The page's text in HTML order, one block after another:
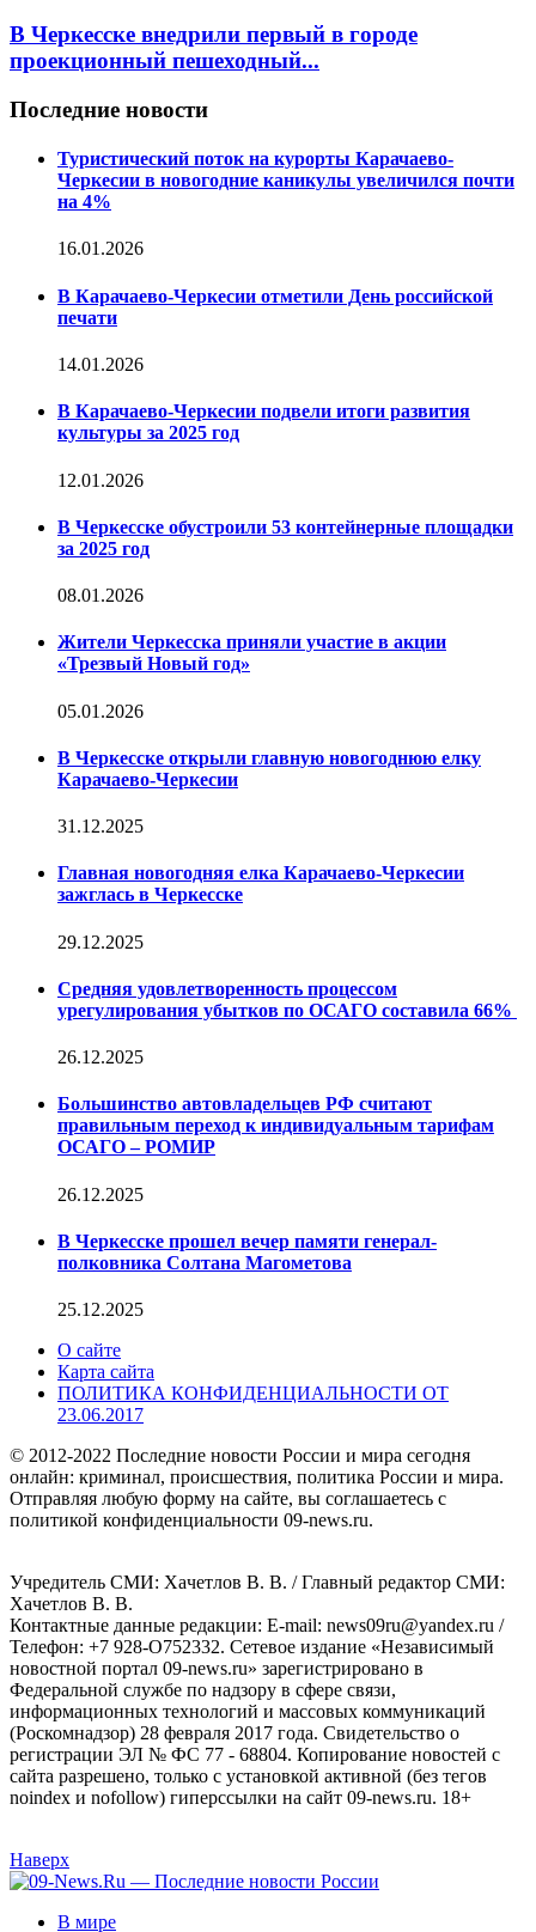
В Черкесске внедрили первый в городе
проекционный пешеходный...
Последние новости
Туристический поток на курорты Карачаево-
Черкесии в новогодние каникулы увеличился почти
на 4%
16.01.2026
В Карачаево-Черкесии отметили День российской
печати
14.01.2026
В Карачаево-Черкесии подвели итоги развития
культуры за 2025 год
12.01.2026
В Черкесске обустроили 53 контейнерные площадки
за 2025 год
08.01.2026
Жители Черкесска приняли участие в акции
«Трезвый Новый год»
05.01.2026
В Черкесске открыли главную новогоднюю елку
Карачаево-Черкесии
31.12.2025
Главная новогодняя елка Карачаево-Черкесии
зажглась в Черкесске
29.12.2025
Средняя удовлетворенность процессом
урегулирования убытков по ОСАГО составила 66%
26.12.2025
Большинство автовладельцев РФ считают
правильным переход к индивидуальным тарифам
ОСАГО – РОМИР
26.12.2025
В Черкесске прошел вечер памяти генерал-
полковника Солтана Магометова
25.12.2025
О сайте
Карта сайта
ПОЛИТИКА КОНФИДЕНЦИАЛЬНОСТИ ОТ
23.06.2017
© 2012-2022 Последние новости России и мира сегодня
онлайн: криминал, происшествия, политика России и мира.
Отправляя любую форму на сайте, вы соглашаетесь с
политикой конфиденциальности 09-news.ru.
Учредитель СМИ: Хaчeтлoв B. B. / Главный редактор СМИ:
Хaчeтлoв B. B.
Контактные данные редакции: E-mail: news09ru@yandex.ru /
Телефон: +7 928-O752332. Сетевое издание «Независимый
новостной портал 09-news.ru» зарегистрировано в
Федеральной службе по надзору в сфере связи,
информационных технологий и массовых коммуникаций
(Роскомнадзор) 28 февраля 2017 года. Свидетельство о
регистрации ЭЛ № ФС 77 - 68804. Копирование новостей с
сайта разрешено, только с установкой активной (без тегов
noindex и nofollow) гиперссылки на сайт 09-news.ru. 18+
Наверх
В мире